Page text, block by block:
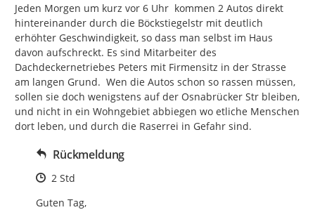
Jeden Morgen um kurz vor 6 Uhr  kommen 2 Autos direkt
hintereinander durch die Böckstiegelstr mit deutlich
erhöhter Geschwindigkeit, so dass man selbst im Haus
davon aufschreckt. Es sind Mitarbeiter des
Dachdeckernetriebes Peters mit Firmensitz in der Strasse
am langen Grund.  Wen die Autos schon so rassen müssen,
sollen sie doch wenigstens auf der Osnabrücker Str bleiben,
und nicht in ein Wohngebiet abbiegen wo etliche Menschen
dort leben, und durch die Raserrei in Gefahr sind.
Rückmeldung
Zeitpunkt des Erstellens
2 Std
Guten Tag,